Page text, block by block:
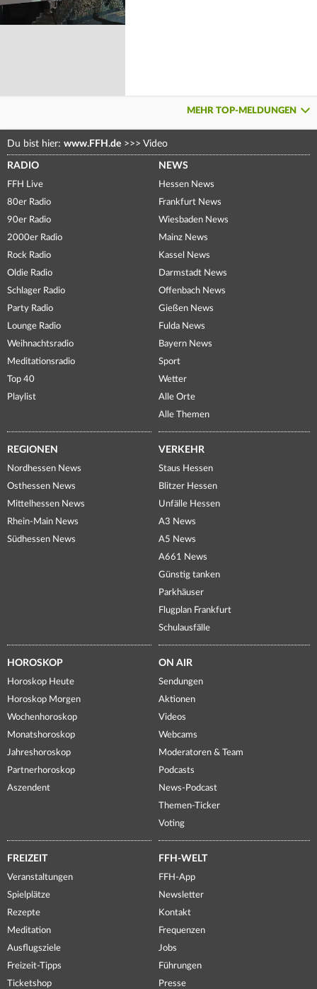
MEHR TOP-MELDUNGEN
Du bist hier: www.FFH.de >>> Video
RADIO
FFH Live
80er Radio
90er Radio
2000er Radio
Rock Radio
Oldie Radio
Schlager Radio
Party Radio
Lounge Radio
Weihnachtsradio
Meditationsradio
Top 40
Playlist
NEWS
Hessen News
Frankfurt News
Wiesbaden News
Mainz News
Kassel News
Darmstadt News
Offenbach News
Gießen News
Fulda News
Bayern News
Sport
Wetter
Alle Orte
Alle Themen
REGIONEN
Nordhessen News
Osthessen News
Mittelhessen News
Rhein-Main News
Südhessen News
VERKEHR
Staus Hessen
Blitzer Hessen
Unfälle Hessen
A3 News
A5 News
A661 News
Günstig tanken
Parkhäuser
Flugplan Frankfurt
Schulausfälle
HOROSKOP
Horoskop Heute
Horoskop Morgen
Wochenhoroskop
Monatshoroskop
Jahreshoroskop
Partnerhoroskop
Aszendent
ON AIR
Sendungen
Aktionen
Videos
Webcams
Moderatoren & Team
Podcasts
News-Podcast
Themen-Ticker
Voting
FREIZEIT
Veranstaltungen
Spielplätze
Rezepte
Meditation
Ausflugsziele
Freizeit-Tipps
Ticketshop
FFH-WELT
FFH-App
Newsletter
Kontakt
Frequenzen
Jobs
Führungen
Presse